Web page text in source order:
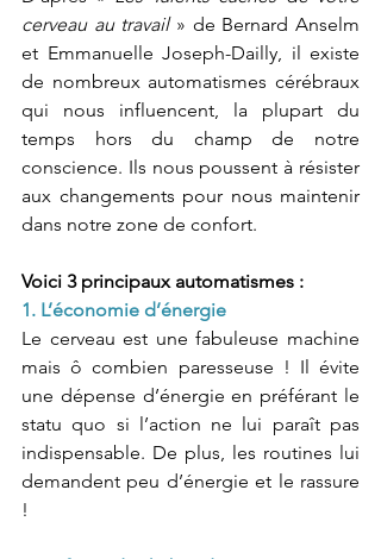
cerveau au travail » de Bernard Anselm
et Emmanuelle Joseph-Dailly, il existe
de nombreux automatismes cérébraux
qui nous influencent, la plupart du
temps hors du champ de notre
conscience. Ils nous poussent à résister
aux changements pour nous maintenir
dans notre zone de confort.
Voici 3 principaux automatismes :
1. L’économie d’énergie
Le cerveau est une fabuleuse machine
mais ô combien paresseuse ! Il évite
une dépense d’énergie en préférant le
statu quo si l’action ne lui paraît pas
indispensable. De plus, les routines lui
demandent peu d’énergie et le rassure
!